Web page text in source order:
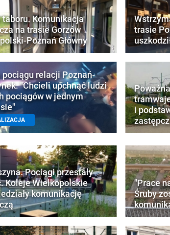
taboru. Komunikacja
na trasie Gorzów
Poznań Główny
pociągu relacji Poznań-
"Chcieli upchnąć ludzi
pociągów w jednym
trasie
i
Pociągi przestały
Koleje Wielkopolskie
komunikację
"Prace
Śruby